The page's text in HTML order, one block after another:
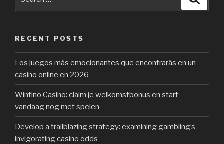
RECENT POSTS
Los juegos más emocionantes que encontrarás en un
casino online en 2026
Wintino Casino: claim je welkomstbonus en start
vandaag nog met spelen
Develop a trailblazing strategy: examining gambling’s
invigorating casino odds